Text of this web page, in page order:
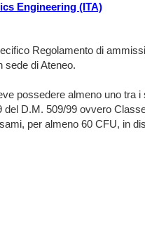
Engineering (ITA)
Regolamento di
sede di Ateneo.
possedere almeno uno tra i
D.M. 509/99 ovvero
per almeno 60 CFU, in